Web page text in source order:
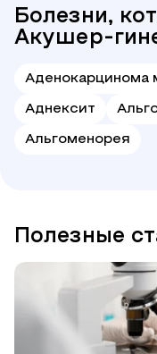
Болезни,
Акушер-
Аденокарцинома
Аднексит
Альгоменорея
Полезные